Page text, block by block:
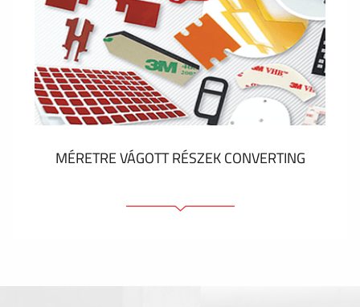
Színes panelek
Panelek szerelőelemekkel
Gravírozott címkék
MUTASS TÖBBET
MÉRETRE VÁGOTT RÉSZEK CONVERTING